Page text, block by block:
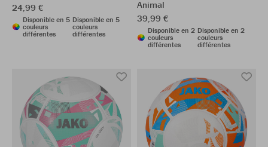
24,99 €
Disponible en 5
couleurs
différentes
Disponible en 5
couleurs
différentes
Animal
39,99 €
Disponible en 2
couleurs
différentes
Disponible en 2
couleurs
différentes